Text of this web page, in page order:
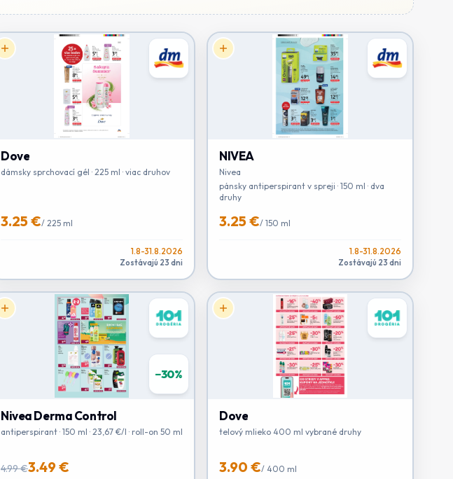
Dove
dámsky sprchovací gél · 225 ml · viac druhov
3.25 €/ 225 ml
1.8-31.8.2026
Zostávajú 23 dni
NIVEA
Nivea
pánsky antiperspirant v spreji · 150 ml · dva
druhy
3.25 €/ 150 ml
1.8-31.8.2026
Zostávajú 23 dni
−30%
Nivea Derma Control
antiperspirant · 150 ml · 23,67 €/l · roll-on 50 ml
4.99 €3.49 €
Dove
telový mlieko 400 ml vybrané druhy
3.90 €/ 400 ml